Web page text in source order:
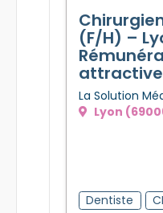
(F/H) –
attractive
La Solution
Lyon
Dentiste